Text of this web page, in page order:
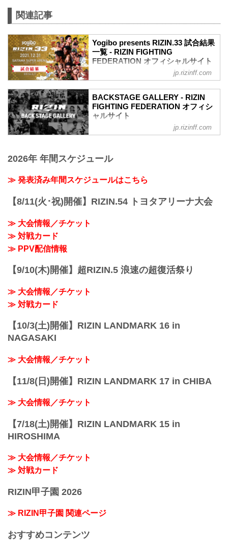
第10試合 武田光司 vs. “ブラックパンサ
ー”ベイノア
武田光司3
“ブラックパンサー”ベイノア3
第9試合 シビサイ頌真 vs. 関根“シュレッ
関根“シュレック”秀樹3
シビサイ頌真3
第8試合 萩原京平 vs. 鈴木博昭
萩原京平3
鈴木博昭3
第6試合 シバター vs. 久保優太
関連記事
Yogibo presents RIZIN.33 試合結果
一覧 - RIZIN FIGHTING
FEDERATION オフィシャルサイト
第16試合／RIZIN JAPAN GP2021 バンタ
博正
Full Fight | 朝倉海 vs. 扇久保博正 2 / Kai
Asakura vs. Hiromasa Ougikubo 2 -
（LOSE）朝倉海 vs. 扇久保博正（WIN）
≫ 試合結果詳細
ルト・サトシ...
jp.rizinff.com
BACKSTAGE GALLERY - RIZIN
FIGHTING FEDERATION オフィシ
ャルサイト
BACKSTAGE GALLERY の記事一覧 - 格
イジン ファイティング フェデレーショ
いきます。
jp.rizinff.com
2026年 年間スケジュール
≫ 発表済み年間スケジュールはこちら
【8/11(火･祝)開催】RIZIN.54 トヨタアリーナ大会
≫ 大会情報／チケット
≫ 対戦カード
≫ PPV配信情報
【9/10(木)開催】超RIZIN.5 浪速の超復活祭り
≫ 大会情報／チケット
≫ 対戦カード
【10/3(土)開催】RIZIN LANDMARK 16 in
NAGASAKI
≫ 大会情報／チケット
【11/8(日)開催】RIZIN LANDMARK 17 in CHIBA
≫ 大会情報／チケット
【7/18(土)開催】RIZIN LANDMARK 15 in
HIROSHIMA
≫ 大会情報／チケット
≫ 対戦カード
RIZIN甲子園 2026
≫ RIZIN甲子園 関連ページ
おすすめコンテンツ